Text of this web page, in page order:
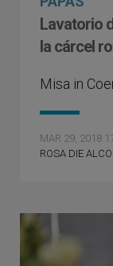
Lavatorio
la cárcel
Misa in
MAR 29, 2018
ROSA DIE